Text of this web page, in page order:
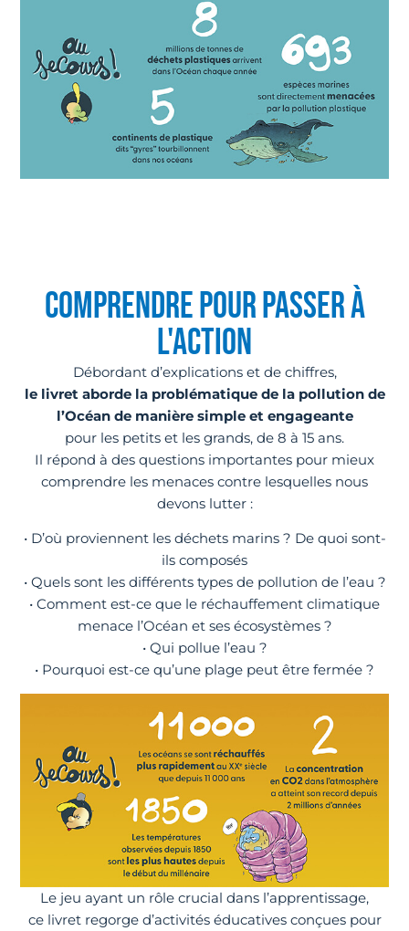
COMPRENDRE POUR PASSER À
L'ACTION
Débordant d’explications et de chiffres,
le livret aborde la problématique de la pollution de
l’Océan de manière simple et engageante
pour les petits et les grands, de 8 à 15 ans.
Il répond à des questions importantes pour mieux
comprendre les menaces contre lesquelles nous
devons lutter :
• D’où proviennent les déchets marins ? De quoi sont-
ils composés
• Quels sont les différents types de pollution de l’eau ?
• Comment est-ce que le réchauffement climatique
menace l’Océan et ses écosystèmes ?
• Qui pollue l’eau ?
• Pourquoi est-ce qu’une plage peut être fermée ?
Le jeu ayant un rôle crucial dans l’apprentissage,
ce livret regorge d’activités éducatives conçues pour